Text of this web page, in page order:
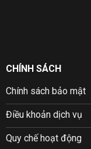
CHÍNH SÁCH
Chính sách bảo mật
Điều khoản dịch vụ
Quy chế hoạt động